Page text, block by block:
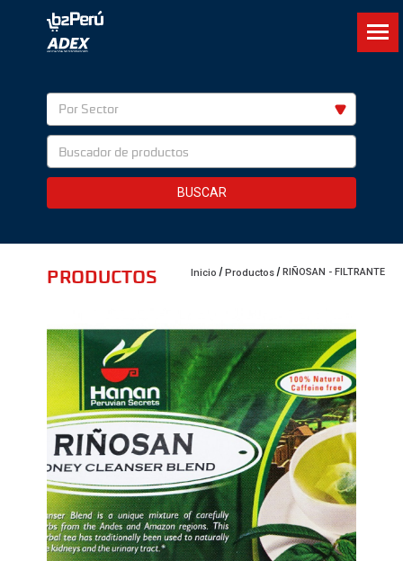
Por Sector
BUSCAR
Inicio Productos RIÑOSAN - FILTRANTE
PRODUCTOS